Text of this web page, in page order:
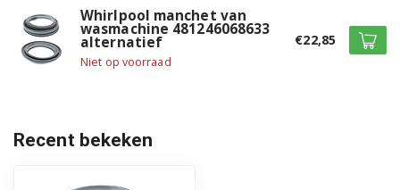
855493903000
855493903005
855494430005
Whirlpool manchet van
wasmachine 481246068633
alternatief
Niet op voorraad
€22,85
Recent bekeken